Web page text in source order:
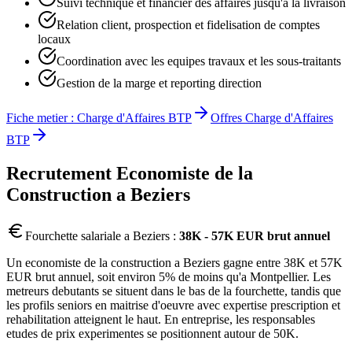
Relation client, prospection et fidelisation de comptes
locaux
Coordination avec les equipes travaux et les sous-traitants
Gestion de la marge et reporting direction
Fiche metier : Charge d'Affaires BTP Offres Charge d'Affaires
BTP
Recrutement Economiste de la
Construction a Beziers
Fourchette salariale a Beziers : 38K - 57K EUR brut annuel
Un economiste de la construction a Beziers gagne entre 38K et 57K
EUR brut annuel, soit environ 5% de moins qu'a Montpellier. Les
metreurs debutants se situent dans le bas de la fourchette, tandis que
les profils seniors en maitrise d'oeuvre avec expertise prescription et
rehabilitation atteignent le haut. En entreprise, les responsables
etudes de prix experimentes se positionnent autour de 50K.